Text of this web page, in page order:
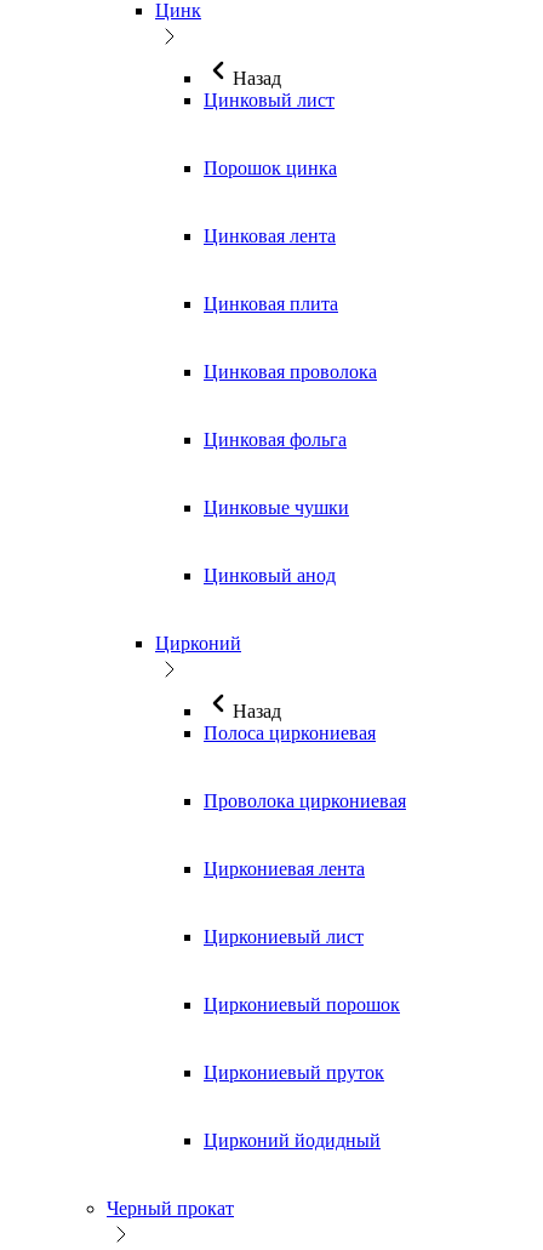
Цинк
Назад
Цинковый лист
Порошок цинка
Цинковая лента
Цинковая плита
Цинковая проволока
Цинковая фольга
Цинковые чушки
Цинковый анод
Цирконий
Назад
Полоса циркониевая
Проволока циркониевая
Циркониевая лента
Циркониевый лист
Циркониевый порошок
Циркониевый пруток
Цирконий йодидный
Черный прокат